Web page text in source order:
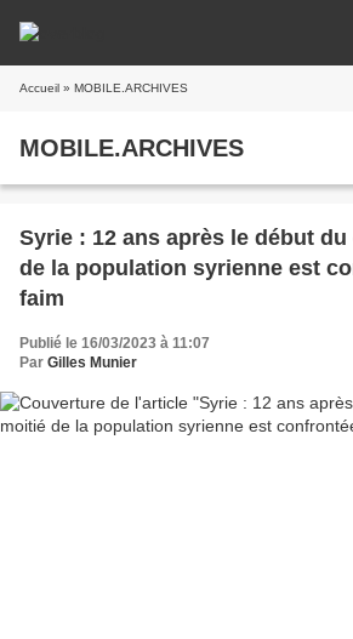
Accueil » MOBILE.ARCHIVES
MOBILE.ARCHIVES
Syrie : 12 ans après le début
de la population syrienne est
faim
Publié le 16/03/2023 à 11:07
Par Gilles Munier